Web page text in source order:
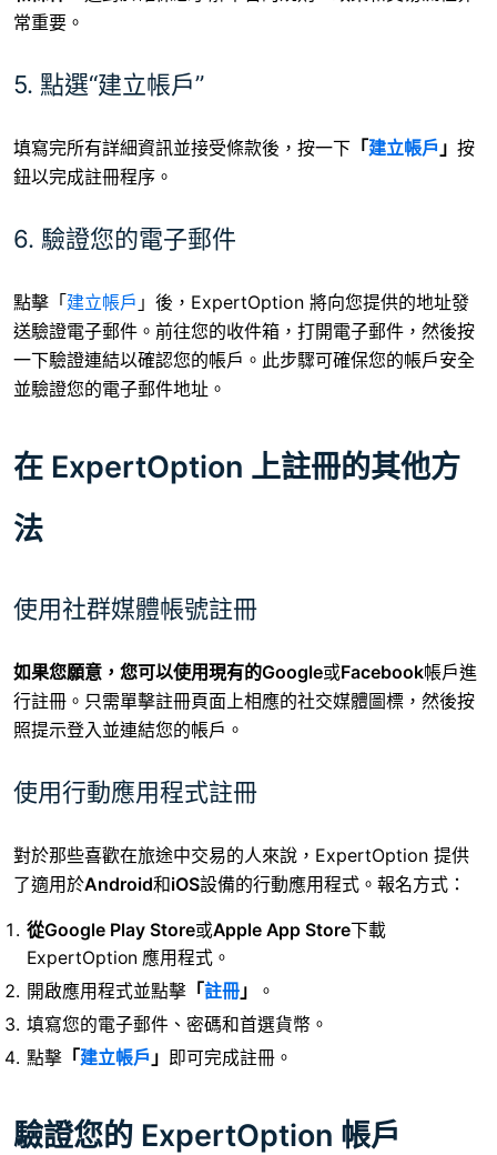
常重要。
5. 點選“建立帳戶”
填寫完所有詳細資訊並接受條款後，按一下 「建立帳戶 」 按
鈕以完成註冊程序。
6. 驗證您的電子郵件
點擊「建立帳戶 」後，ExpertOption 將向您提供的地址發
送驗證電子郵件。前往您的收件箱，打開電子郵件，然後按
一下驗證連結以確認您的帳戶。此步驟可確保您的帳戶安全
並驗證您的電子郵件地址。
在 ExpertOption 上註冊的其他方
法
使用社群媒體帳號註冊
如果您願意，您可以使用現有的Google或Facebook帳戶進
行註冊 。只需單擊註冊頁面上相應的社交媒體圖標，然後按
照提示登入並連結您的帳戶。
使用行動應用程式註冊
對於那些喜歡在旅途中交易的人來說，ExpertOption 提供
了適用於Android和iOS設備的行動應用程式。報名方式：
從Google Play Store或Apple App Store下載
ExpertOption 應用程式 。
開啟應用程式並點擊 「註冊 」
。
填寫您的電子郵件、密碼和首選貨幣。
點擊 「 建立帳戶 」 即可完成註冊。
驗證您的 ExpertOption 帳戶